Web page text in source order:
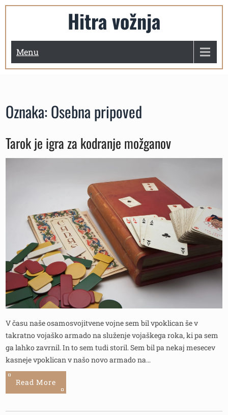
Skip
Hitra vožnja
Menu
Oznaka: Osebna pripoved
Tarok je igra za kodranje možganov
V času naše osamosvojitvene vojne sem bil vpoklican še v
takratno vojaško armado na služenje vojaškega roka, ki pa sem
ga lahko zavrnil. In to sem tudi storil. Sem bil pa nekaj mesecev
kasneje vpoklican v našo novo armado na…
Read More